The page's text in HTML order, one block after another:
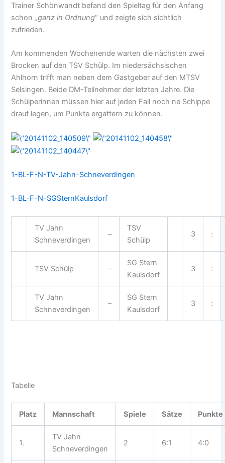
Trainer Schönwandt befand den Spieltag für den Anfang
schon„ganz in Ordnung“ und zeigte sich sichtlich
zufrieden.
Am kommenden Wochenende warten die nächsten zwei
Brocken auf den TSV Schülp. Im niedersächsischen
Ahlhorn trifft man neben dem Gastgeber auf den MTSV
Selsingen. Beide DM-Teilnehmer der letzten Jahre. Die
Schülperinnen müssen hier auf jeden Fall noch ne Schippe
drauf legen, um Punkte ergattern zu können.
1-BL-F-N-TV-Jahn-Schneverdingen
1-BL-F-N-SGSternKaulsdorf
TV Jahn
Schneverdingen
–
TSV
Schülp
3 :
TSV Schülp –
SG Stern
Kaulsdorf
3 :
TV Jahn
Schneverdingen
–
SG Stern
Kaulsdorf
3 :
Tabelle
Platz Mannschaft Spiele Sätze Punkte
1.
TV Jahn
Schneverdingen
2 6:1 4:0